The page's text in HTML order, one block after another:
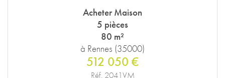
Acheter Maison
5 pièces
80 m²
à Rennes (35000)
512 050 €
Réf. 2041VM